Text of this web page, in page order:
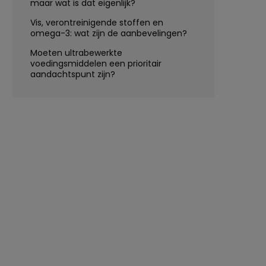
maar wat is dat eigenlijk?
Vis, verontreinigende stoffen en
omega-3: wat zijn de aanbevelingen?
Moeten ultrabewerkte
voedingsmiddelen een prioritair
aandachtspunt zijn?